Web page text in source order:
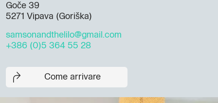
Goče 39
5271 Vipava (Goriška)
samsonandthelilo@gmail.com
+386 (0)5 364 55 28
Come arrivare